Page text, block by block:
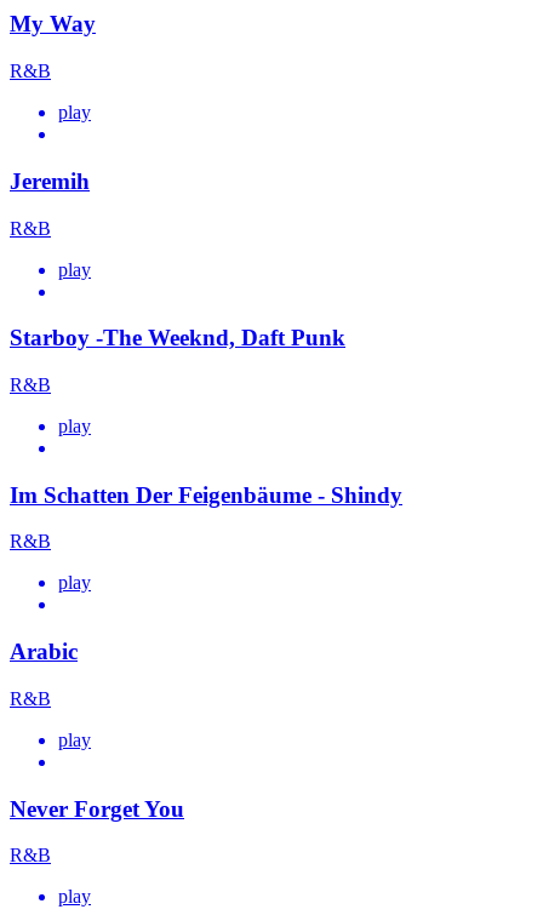
My Way
R&B
play
Jeremih
R&B
play
Starboy -The Weeknd, Daft Punk
R&B
play
Im Schatten Der Feigenbäume - Shindy
R&B
play
Arabic
R&B
play
Never Forget You
R&B
play